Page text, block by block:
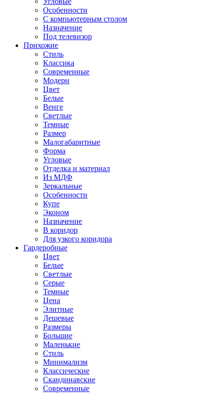
Особенности
С компьютерным столом
Назначение
Под телевизор
Прихожие
Стиль
Классика
Современные
Модерн
Цвет
Белые
Венге
Светлые
Темные
Размер
Малогабаритные
Форма
Угловые
Отделка и материал
Из МДФ
Зеркальные
Особенности
Купе
Эконом
Назначение
В коридор
Для узкого коридора
Гардеробные
Цвет
Белые
Светлые
Серые
Темные
Цена
Элитные
Дешевые
Размеры
Большие
Маленькие
Стиль
Минимализм
Классические
Скандинавские
Современные